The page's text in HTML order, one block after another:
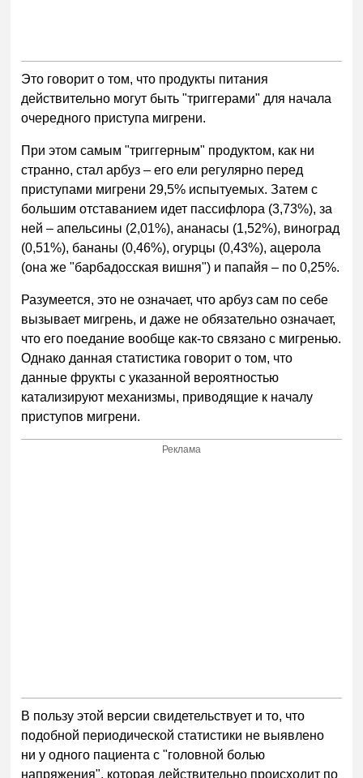
Это говорит о том, что продукты питания
действительно могут быть "триггерами" для начала
очередного приступа мигрени.
При этом самым "триггерным" продуктом, как ни
странно, стал арбуз – его ели регулярно перед
приступами мигрени 29,5% испытуемых. Затем с
большим отставанием идет пассифлора (3,73%), за
ней – апельсины (2,01%), ананасы (1,52%), виноград
(0,51%), бананы (0,46%), огурцы (0,43%), ацерола
(она же "барбадосская вишня") и папайя – по 0,25%.
Разумеется, это не означает, что арбуз сам по себе
вызывает мигрень, и даже не обязательно означает,
что его поедание вообще как-то связано с мигренью.
Однако данная статистика говорит о том, что
данные фрукты с указанной вероятностью
катализируют механизмы, приводящие к началу
приступов мигрени.
Реклама
В пользу этой версии свидетельствует и то, что
подобной периодической статистики не выявлено
ни у одного пациента с "головной болью
напряжения", которая действительно происходит по